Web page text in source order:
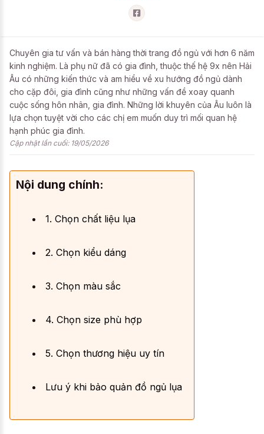
Chuyên gia tư vấn và bán hàng thời trang đồ ngủ với hơn 6 năm
kinh nghiệm. Là phụ nữ đã có gia đình, thuộc thế hệ 9x nên Hải
Âu có những kiến thức và am hiểu về xu hướng đồ ngủ dành
cho cặp đôi, gia đình cũng như những vấn đề xoay quanh
cuộc sống hôn nhân, gia đình. Những lời khuyên của Âu luôn là
lựa chọn tuyệt vời cho các chị em muốn duy trì mối quan hệ
hạnh phúc gia đình.
Cập nhật lần cuối: 19/05/2026
Nội dung chính:
1. Chọn chất liệu lụa
2. Chọn kiểu dáng
3. Chọn màu sắc
4. Chọn size phù hợp
5. Chọn thương hiệu uy tín
Lưu ý khi bảo quản đồ ngủ lụa